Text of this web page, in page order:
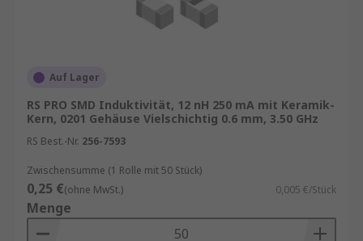
In der Welt der Elektronik sind SMD-Induktoren
unverzichtbare Bauelemente, die eine
spielen. Ihre kompakte Bauweise, vielseitigen
Anwendungsbereiche und die Verfügbarkeit in
verschiedenen Ausführungen machen sie zu
einer bevorzugten Wahl für Ingenieure und
Entwickler. Bei der Integration von SMD-
Induktoren in elektronische Designs ist es
entscheidend, die spezifischen Anforderungen
der Anwendung zu berücksichtigen, um optimale
Leistung und Effizienz zu gewährleisten.
Auf Lager
RS PRO SMD Induktivität, 12 nH 250 mA mit Keramik-
Kern, 0201 Gehäuse Vielschichtig 0.6 mm, 3.50 GHz
RS Best.-Nr. 256-7593
Zwischensumme (1 Rolle mit 50 Stück)
0,25 €(ohne MwSt.) 0,005 €/Stück
Menge